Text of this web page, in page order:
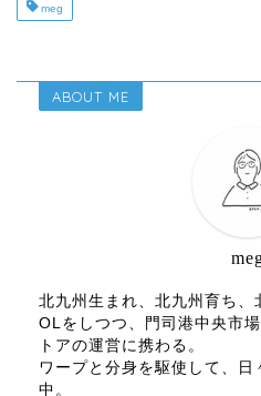
meg
ABOUT ME
北九州生まれ、北九州育ち、
OLをしつつ、門司港中央市
トアの運営に携わる。
ワープと分身を駆使して、
中。